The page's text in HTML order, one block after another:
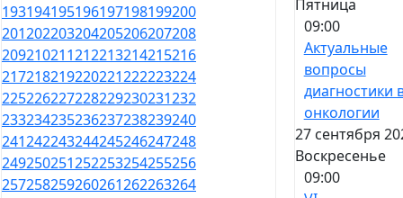
193194195196197198199200
201202203204205206207208
209210211212213214215216
217218219220221222223224
225226227228229230231232
233234235236237238239240
241242243244245246247248
249250251252253254255256
257258259260261262263264
Пятница
09:00
Актуальные
вопросы
диагностики
онкологии
27 сентября
Воскресенье
09:00